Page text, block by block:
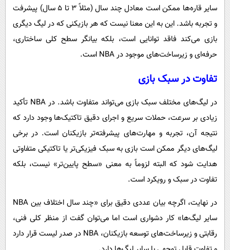
سایر قاره‌ها ممکن است معادل چند سال (مثلاً 3 تا 5 سال) پیشرفت
و تجربه باشد. این به این معنا نیست که هر بازیکنی که در لیگ دیگری
بازی می‌کند فاقد توانایی است، بلکه بیانگر سطح کلی ساختاری،
حرفه‌ای و زیرساخت‌های موجود در NBA است.
تفاوت در سبک بازی
در لیگ‌های مختلف سبک بازی می‌تواند متفاوت باشد. در NBA تأکید
زیادی بر سرعت، حملات سریع و اجرای دقیق تاکتیک‌ها وجود دارد که
نتیجه آن، تجربه و مهارت‌های پیشرفته‌تر بازیکنان است. در برخی
لیگ‌های دیگر ممکن است بازی به سبک فیزیکی‌تر یا تاکتیکی متفاوتی
هدایت شود که البته لزوماً به معنی «سطح پایین‌تر» نیست، بلکه
تفاوت در سبک و رویکرد است.
در نهایت، اگرچه بیان عددی دقیق برای «چند سال اختلاف بین NBA
سایر لیگ‌ها» کار دشواری است اما می‌توان گفت از منظر کلی فنی،
رقابتی و زیرساخت‌های توسعه بازیکنان، NBA در صدر لیست قرار دارد